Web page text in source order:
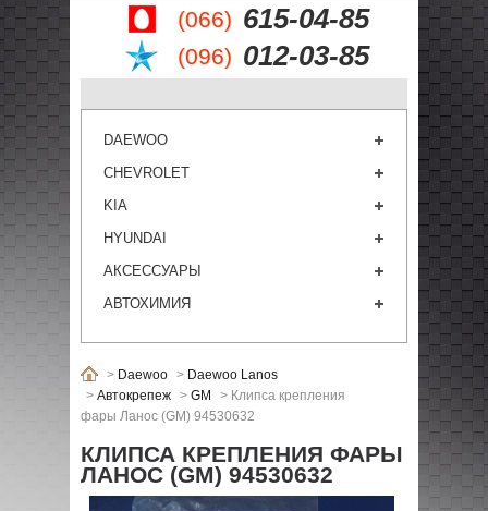
(066) 615-04-85
(096) 012-03-85
DAEWOO
CHEVROLET
KIA
HYUNDAI
АКСЕССУАРЫ
АВТОХИМИЯ
> Daewoo > Daewoo Lanos
> Автокрепеж > GM > Клипса крепления
фары Ланос (GM) 94530632
КЛИПСА КРЕПЛЕНИЯ ФАРЫ
ЛАНОС (GM) 94530632